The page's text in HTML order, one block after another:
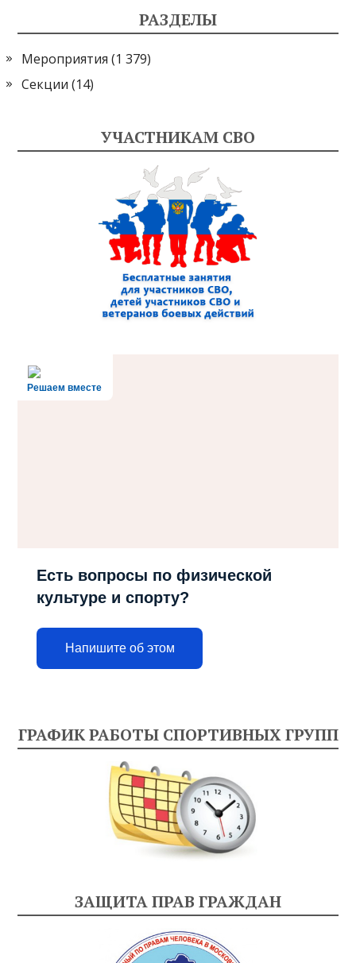
РАЗДЕЛЫ
Мероприятия (1 379)
Секции (14)
УЧАСТНИКАМ СВО
Решаем вместе
Есть вопросы по физической
культуре и спорту?
Напишите об этом
ГРАФИК РАБОТЫ СПОРТИВНЫХ ГРУПП
ЗАЩИТА ПРАВ ГРАЖДАН